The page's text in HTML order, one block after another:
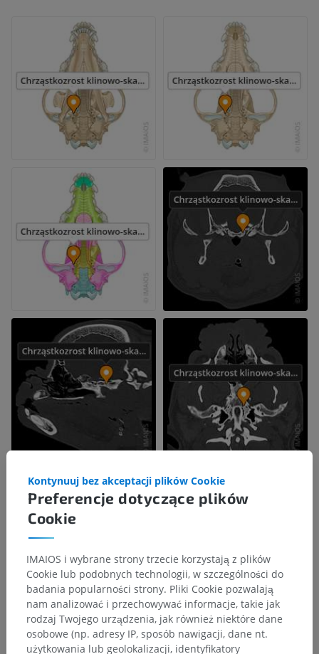
Preferencje dotyczące plików
Cookie
Kontynuuj bez akceptacji plików Cookie
IMAIOS i wybrane strony trzecie korzystają z plików
Cookie lub podobnych technologii, w szczególności do
badania popularności strony. Pliki Cookie pozwalają
nam analizować i przechowywać informacje, takie jak
rodzaj Twojego urządzenia, jak również niektóre dane
osobowe (np. adresy IP, sposób nawigacji, dane nt.
użytkowania lub geolokalizacji, identyfikatory